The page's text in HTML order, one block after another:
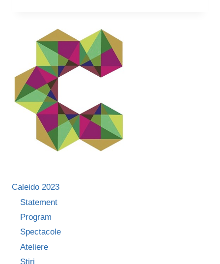
O
SINGURĂ
OBSESIE
CONTINUĂ
–
EL
SE
REGĂSEȘTE
MEREU
ÎN
Caleido 2023
Statement
Program
Spectacole
Ateliere
Știri